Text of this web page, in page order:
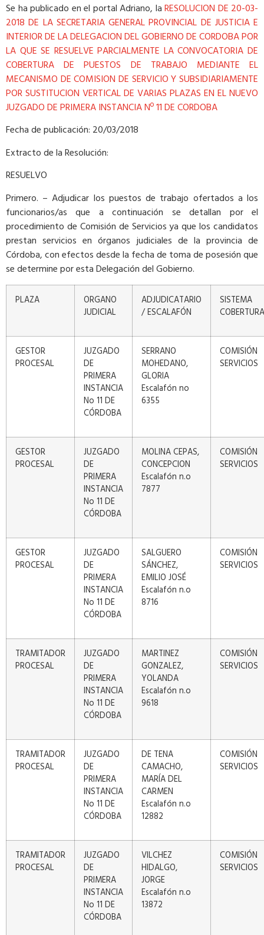
Se ha publicado en el portal Adriano, laRESOLUCION DE 20-03-
2018 DE LA SECRETARIA GENERAL PROVINCIAL DE JUSTICIA E
INTERIOR DE LA DELEGACION DEL GOBIERNO DE CORDOBA POR
LA QUE SE RESUELVE PARCIALMENTE LA CONVOCATORIA DE
COBERTURA DE PUESTOS DE TRABAJO MEDIANTE EL
MECANISMO DE COMISION DE SERVICIO Y SUBSIDIARIAMENTE
POR SUSTITUCION VERTICAL DE VARIAS PLAZAS EN EL NUEVO
JUZGADO DE PRIMERA INSTANCIA Nº 11 DE CORDOBA
Fecha de publicación: 20/03/2018
Extracto de la Resolución:
RESUELVO
Primero. – Adjudicar los puestos de trabajo ofertados a los
funcionarios/as que a continuación se detallan por el
procedimiento de Comisión de Servicios ya que los candidatos
prestan servicios en órganos judiciales de la provincia de
Córdoba, con efectos desde la fecha de toma de posesión que
se determine por esta Delegación del Gobierno.
PLAZA
ORGANO
JUDICIAL
ADJUDICATARIO
/ ESCALAFÓN
SISTEMA
COBERTURA
GESTOR
PROCESAL
JUZGADO
DE
PRIMERA
INSTANCIA
No 11 DE
CÓRDOBA
SERRANO
MOHEDANO,
GLORIA
Escalafón no
6355
COMISIÓN
SERVICIOS
GESTOR
PROCESAL
JUZGADO
DE
PRIMERA
INSTANCIA
No 11 DE
CÓRDOBA
MOLINA CEPAS,
CONCEPCION
Escalafón n.o
7877
COMISIÓN
SERVICIOS
GESTOR
PROCESAL
JUZGADO
DE
PRIMERA
INSTANCIA
No 11 DE
CÓRDOBA
SALGUERO
SÁNCHEZ,
EMILIO JOSÉ
Escalafón n.o
8716
COMISIÓN
SERVICIOS
TRAMITADOR
PROCESAL
JUZGADO
DE
PRIMERA
INSTANCIA
No 11 DE
CÓRDOBA
MARTINEZ
GONZALEZ,
YOLANDA
Escalafón n.o
9618
COMISIÓN
SERVICIOS
TRAMITADOR
PROCESAL
JUZGADO
DE
PRIMERA
INSTANCIA
No 11 DE
CÓRDOBA
DE TENA
CAMACHO,
MARÍA DEL
CARMEN
Escalafón n.o
12882
COMISIÓN
SERVICIOS
TRAMITADOR
PROCESAL
JUZGADO
DE
PRIMERA
INSTANCIA
No 11 DE
CÓRDOBA
VILCHEZ
HIDALGO,
JORGE
Escalafón n.o
13872
COMISIÓN
SERVICIOS